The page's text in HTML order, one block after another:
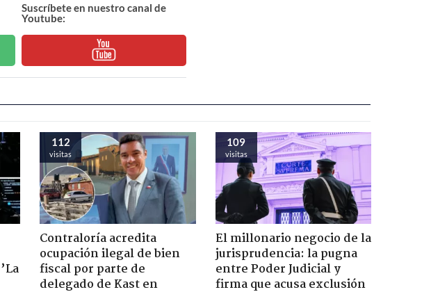
Suscríbete en nuestro canal de
Youtube:
112
visitas
Contraloría acredita
ocupación ilegal de bien
fiscal por parte de
delegado de Kast en
109
visitas
El millonario negocio de la
jurisprudencia: la pugna
entre Poder Judicial y
firma que acusa exclusión